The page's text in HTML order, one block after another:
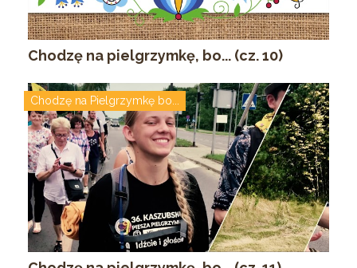
Chodzę na pielgrzymkę, bo... (cz. 10)
Chodzę na Pielgrzymkę bo...